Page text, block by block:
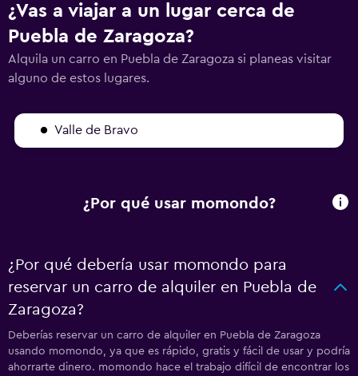
¿Vas a viajar a un lugar cerca de
Puebla de Zaragoza?
Alquila un carro en Puebla de Zaragoza si planeas visitar
alguno de estos lugares.
Valle de Bravo
¿Por qué usar momondo?
¿Por qué debería usar momondo para
reservar un carro de alquiler en Puebla de
Zaragoza?
Deberías reservar un carro de alquiler en Puebla de Zaragoza
usando momondo, ya que es rápido, gratis y fácil de usar y podría
ahorrarte dinero. momondo hace el trabajo difícil de encontrar los